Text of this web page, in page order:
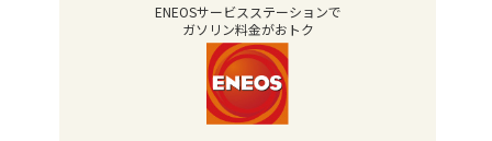
ENEOSサービスステーションで
ガソリン料金がおトク